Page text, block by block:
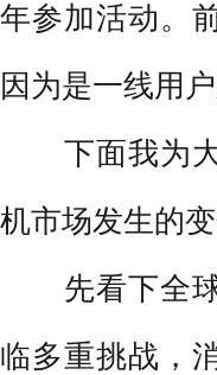
年参加活动。
因为是一线用
下面我为大
机市场发生的
先看下全球
临多重挑战，